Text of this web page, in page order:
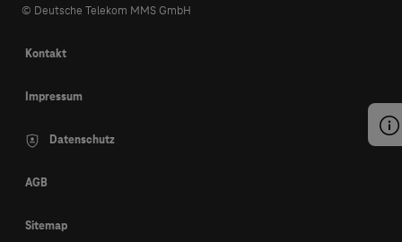
© Deutsche Telekom MMS GmbH
Kontakt
Impressum
Datenschutz
AGB
Sitemap